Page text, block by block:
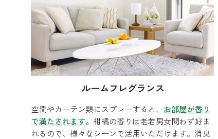
ルームフレグランス
空間やカーテン類にスプレーすると、 お部屋が香り
で満たされます。柑橘の香りは老若男女問わず好ま
れるので、様々なシーンで活用いただけます。消臭